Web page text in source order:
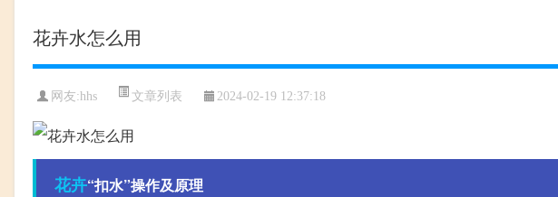
花卉水怎么用
网友:hhs 文章列表 2024-02-19 12:37:18
花卉“扣水”操作及原理